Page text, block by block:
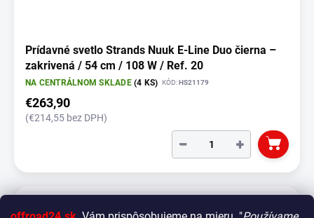
Prídavné svetlo Strands Nuuk E-Line Duo čierna –
zakrivená / 54 cm / 108 W / Ref. 20
NA CENTRÁLNOM SKLADE(4 KS) KÓD:HS21179
€263,90
(€214,55 bez DPH)
+
−